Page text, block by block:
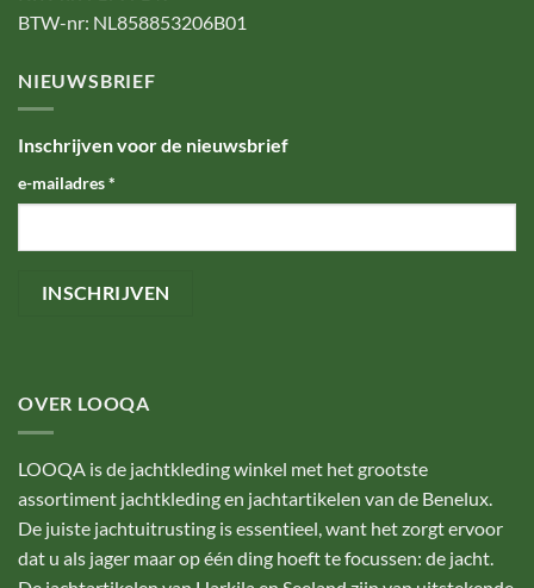
BTW-nr: NL858853206B01
NIEUWSBRIEF
Inschrijven voor de nieuwsbrief
e-mailadres*
OVER LOOQA
LOOQA is de jachtkleding winkel met het grootste
assortiment jachtkleding en jachtartikelen van de Benelux.
De juiste jachtuitrusting is essentieel, want het zorgt ervoor
dat u als jager maar op één ding hoeft te focussen: de jacht.